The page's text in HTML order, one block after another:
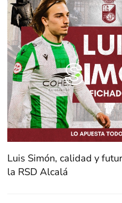
Luis Simón, calidad y
la RSD Alcalá